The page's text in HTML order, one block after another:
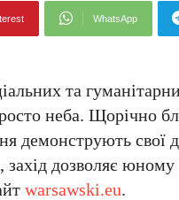
WhatsApp
та
неба. Щорічно
демонструють
захід дозволяє
warsawski.eu.